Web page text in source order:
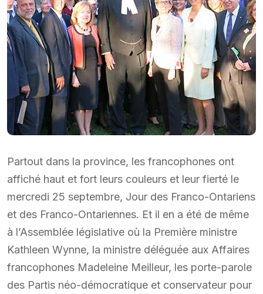
Partout dans la province, les francophones ont
affiché haut et fort leurs couleurs et leur fierté le
mercredi 25 septembre, Jour des Franco-Ontariens
et des Franco-Ontariennes. Et il en a été de même
à l’Assemblée législative où la Première ministre
Kathleen Wynne, la ministre déléguée aux Affaires
francophones Madeleine Meilleur, les porte-parole
des Partis néo-démocratique et conservateur pour